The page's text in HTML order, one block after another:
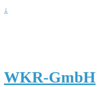
↓
WKR-GmbH